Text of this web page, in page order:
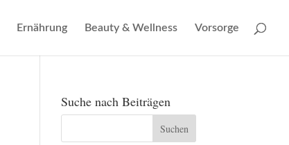
Ernährung Beauty & Wellness Vorsorge
Suche nach Beiträgen